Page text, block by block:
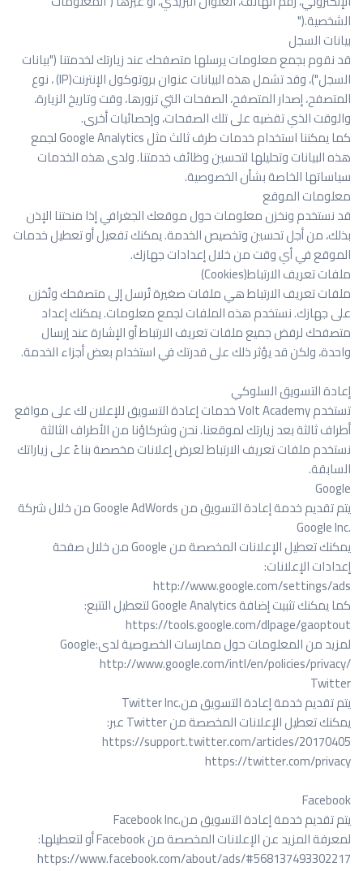
الشخصية").
بيانات السجل
قد نقوم بجمع معلومات يرسلها متصفحك عند زيارتك لخدمتنا ("بيانات
السجل")، وقد تشمل هذه البيانات عنوان بروتوكول الإنترنت(IP)، نوع
المتصفح، إصدار المتصفح، الصفحات التي تزورها، وقت وتاريخ الزيارة،
والوقت الذي تقضيه على تلك الصفحات، وإحصائيات أخرى.
كما يمكننا استخدام خدمات طرف ثالث مثلGoogle Analyticsلجمع
هذه البيانات وتحليلها لتحسين وظائف خدمتنا. ولدى هذه الخدمات
سياساتها الخاصة بشأن الخصوصية.
معلومات الموقع
قد نستخدم ونخزن معلومات حول موقعك الجغرافي إذا منحتنا الإذن
بذلك، من أجل تحسين وتخصيص الخدمة. يمكنك تفعيل أو تعطيل خدمات
الموقع في أي وقت من خلال إعدادات جهازك.
ملفات تعريف الارتباط(Cookies)
ملفات تعريف الارتباط هي ملفات صغيرة تُرسل إلى متصفحك وتُخزن
على جهازك. نستخدم هذه الملفات لجمع معلومات. يمكنك إعداد
متصفحك لرفض جميع ملفات تعريف الارتباط أو الإشارة عند إرسال
واحدة، ولكن قد يؤثر ذلك على قدرتك في استخدام بعض أجزاء الخدمة.
إعادة التسويق السلوكي
تستخدمVolt Academyخدمات إعادة التسويق للإعلان لك على مواقع
أطراف ثالثة بعد زيارتك لموقعنا. نحن وشركاؤنا من الأطراف الثالثة
نستخدم ملفات تعريف الارتباط لعرض إعلانات مخصصة بناءً على زياراتك
السابقة.
Google
يتم تقديم خدمة إعادة التسويق منGoogle AdWordsمن خلال شركة
Google Inc.
يمكنك تعطيل الإعلانات المخصصة منGoogleمن خلال صفحة
إعدادات الإعلانات:
http://www.google.com/settings/ads
كما يمكنك تثبيت إضافةGoogle Analyticsلتعطيل التتبع:
https://tools.google.com/dlpage/gaoptout
لمزيد من المعلومات حول ممارسات الخصوصية لدىGoogle:
http://www.google.com/intl/en/policies/privacy/
Twitter
يتم تقديم خدمة إعادة التسويق منTwitter Inc.
يمكنك تعطيل الإعلانات المخصصة منTwitterعبر:
https://support.twitter.com/articles/20170405
https://twitter.com/privacy
Facebook
يتم تقديم خدمة إعادة التسويق منFacebook Inc.
لمعرفة المزيد عن الإعلانات المخصصة منFacebookأو لتعطيلها:
https://www.facebook.com/about/ads/#568137493302217